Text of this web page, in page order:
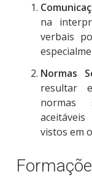
na
verbais
Normas
resultar
normas
vistos em